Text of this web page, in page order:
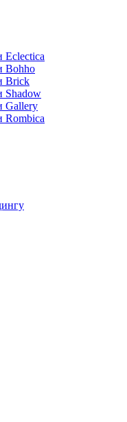
Eclectica
Bohho
Brick
Shadow
Gallery
Rombica